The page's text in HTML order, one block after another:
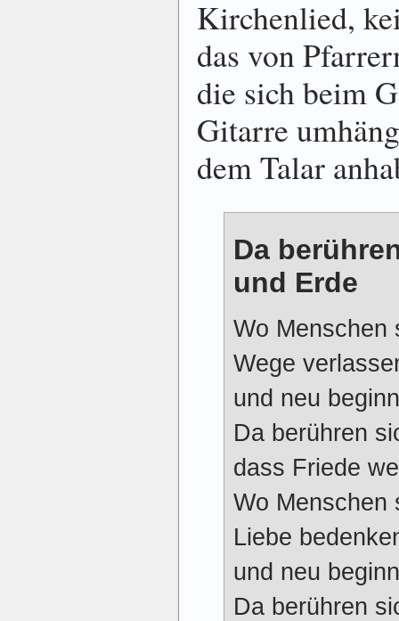
Kirchenlied,
das von
die sich beim
Gitarre
dem Talar
Da
und Erde
Wo Menschen
Wege
und neu
Da berühren
dass Friede
Wo Menschen
Liebe
und neu
Da berühren